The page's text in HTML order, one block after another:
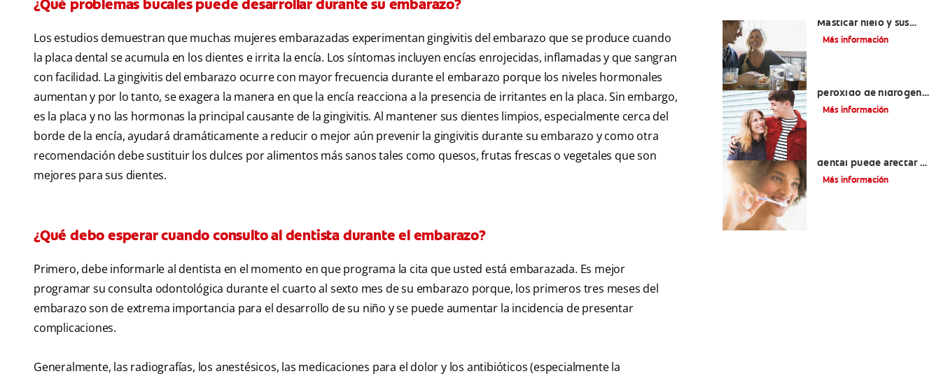
¿Qué problemas bucales puede desarrollar durante su embarazo?
Los estudios demuestran que muchas mujeres embarazadas experimentan gingivitis del embarazo que se produce cuando
la placa dental se acumula en los dientes e irrita la encía. Los síntomas incluyen encías enrojecidas, inflamadas y que sangran
con facilidad. La gingivitis del embarazo ocurre con mayor frecuencia durante el embarazo porque los niveles hormonales
aumentan y por lo tanto, se exagera la manera en que la encía reacciona a la presencia de irritantes en la placa. Sin embargo,
es la placa y no las hormonas la principal causante de la gingivitis. Al mantener sus dientes limpios, especialmente cerca del
borde de la encía, ayudará dramáticamente a reducir o mejor aún prevenir la gingivitis durante su embarazo y como otra
recomendación debe sustituir los dulces por alimentos más sanos tales como quesos, frutas frescas o vegetales que son
mejores para sus dientes.
¿Qué debo esperar cuando consulto al dentista durante el embarazo?
Primero, debe informarle al dentista en el momento en que programa la cita que usted está embarazada. Es mejor
programar su consulta odontológica durante el cuarto al sexto mes de su embarazo porque, los primeros tres meses del
embarazo son de extrema importancia para el desarrollo de su niño y se puede aumentar la incidencia de presentar
complicaciones.
Generalmente, las radiografías, los anestésicos, las medicaciones para el dolor y los antibióticos (especialmente la
Masticar hielo y sus
dientes
Más información
peróxido de hidrógeno
para dientes y encías
Más información
dental puede afectar el
esmalte?
Más información